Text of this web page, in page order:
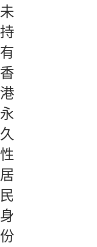
未
持
有
香
港
永
久
性
居
民
身
份